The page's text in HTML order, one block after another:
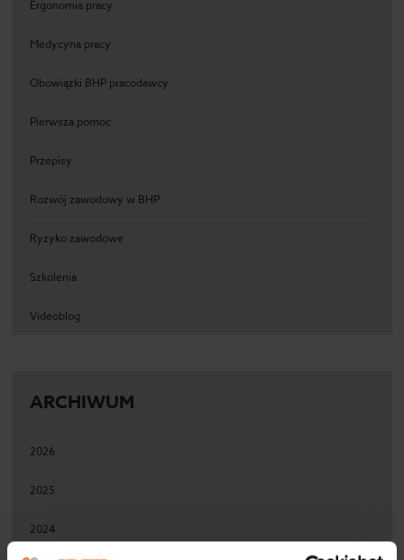
Ergonomia pracy
Medycyna pracy
Obowiązki BHP pracodawcy
Pierwsza pomoc
Przepisy
Rozwój zawodowy w BHP
Ryzyko zawodowe
Szkolenia
Videoblog
ARCHIWUM
2026
2025
2024